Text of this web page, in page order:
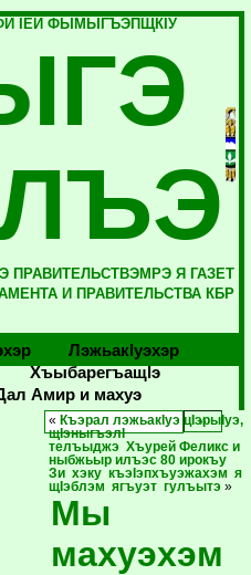
IЕЙ ФЫМЫГЪЭПЩКIУ
ПРАВИТЕЛЬСТВЭМРЭ Я ГАЗЕТ
И ПРАВИТЕЛЬСТВА КБР
Лэжьакlуэхэр
Хъыбарегъащlэ
Амир и махуэ
« Къэрал лэжьакIуэ цIэрыIуэ,
щIэныгъэлI
телъыджэ Хъурей Феликс и
ныбжьыр илъэс 80 ирокъу
Зи хэку къэIэпхъуэжахэм я
щIэблэм ягъуэт гулъытэ »
Мы
махуэхэм